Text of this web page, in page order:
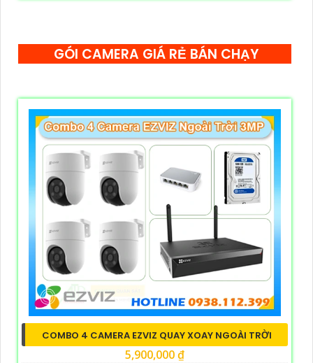
GÓI CAMERA GIÁ RẺ BÁN CHẠY
COMBO 4 CAMERA EZVIZ QUAY XOAY NGOÀI TRỜI
5,900,000 ₫